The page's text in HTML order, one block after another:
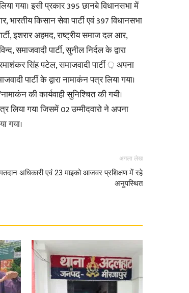
गया। इसी प्रकार 395 छानबे विधानसभा में
किसान सेवा पार्टी एवं 397 विधानसभा
इशरार अहमद, राष्ट्रीय समाज दल आर,
समाजवादी पार्टी, सुनील निर्दल के द्वारा
सिंह पटेल, समाजवादी पार्टी ़ अपना
पार्टी के द्वारा नामाकंन पत्र लिया गया।
की कार्यवाही सुनिश्चित की गयी।
लिया गया जिसमें 02 उम्मीदवारो ने अपना
गया।
अगला लेख
अधिकारी एवं 23 माइको आजवर प्रशिक्षण में रहे
अनुपस्थित